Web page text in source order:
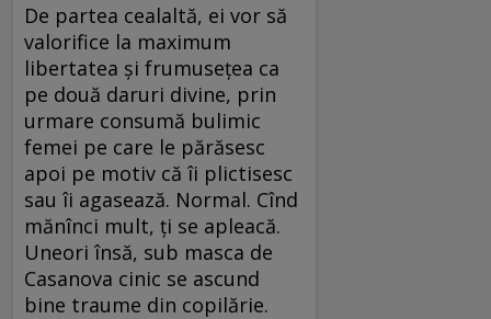
De partea cealaltă, ei vor să
valorifice la maximum
libertatea şi frumuseţea ca
pe două daruri divine, prin
urmare consumă bulimic
femei pe care le părăsesc
apoi pe motiv că îi plictisesc
sau îi agasează. Normal. Cînd
mănînci mult, ţi se apleacă.
Uneori însă, sub masca de
Casanova cinic se ascund
bine traume din copilărie.